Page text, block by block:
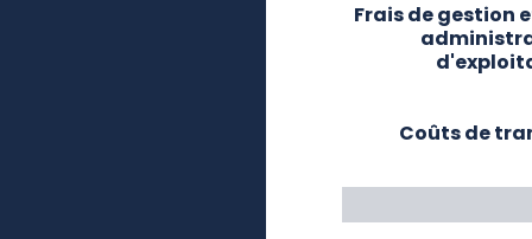
Frais de gestion
Coûts de